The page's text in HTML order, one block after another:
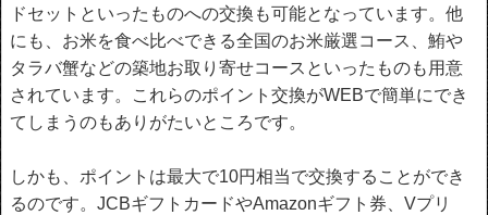
ドセットといったものへの交換も可能となっています。他
にも、お米を食べ比べできる全国のお米厳選コース、鮪や
タラバ蟹などの築地お取り寄せコースといったものも用意
されています。これらのポイント交換がWEBで簡単にでき
てしまうのもありがたいところです。
しかも、ポイントは最大で10円相当で交換することができ
るのです。JCBギフトカードやAmazonギフト券、Vプリ